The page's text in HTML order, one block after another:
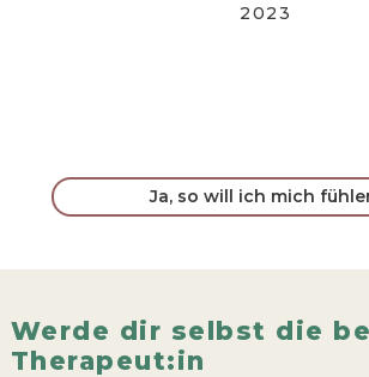
2023
Ja, so will ich mich
Werde dir selbst die
Therapeut:in